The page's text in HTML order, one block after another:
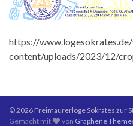
https://
content/uploads/2023/12/
© 2026 Freimaurerloge Sokrates zur
Gemacht mit
von Graphene